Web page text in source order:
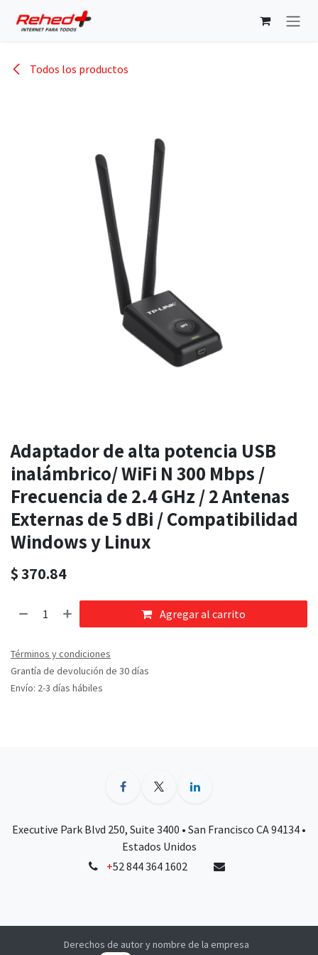
Todos los productos
Adaptador de alta potencia USB
inalámbrico/ WiFi N 300 Mbps /
Frecuencia de 2.4 GHz / 2 Antenas
Externas de 5 dBi / Compatibilidad
Windows y Linux
$370.84
Agregar al carrito
Términos y condiciones
Grantía de devolución de 30 días
Envío: 2-3 días hábiles
Executive Park Blvd 250, Suite 3400 • San Francisco CA 94134 •
Estados Unidos
+52 844 364 1602
Derechos de autor y nombre de la empresa